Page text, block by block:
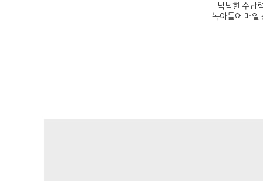
넉넉한 수납
녹아들어 매일